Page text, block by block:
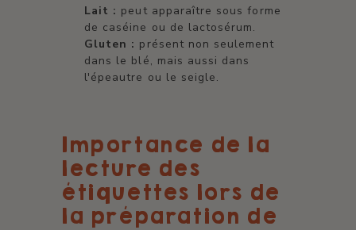
Lait : peut apparaître sous forme
de caséine ou de lactosérum.
Gluten : présent non seulement
dans le blé, mais aussi dans
l'épeautre ou le seigle.
Importance de la
lecture des
étiquettes lors de
la préparation de